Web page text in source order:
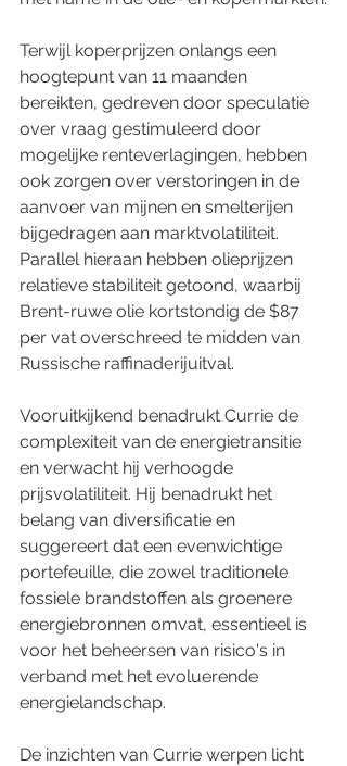
Terwijl koperprijzen onlangs een
hoogtepunt van 11 maanden
bereikten, gedreven door speculatie
over vraag gestimuleerd door
mogelijke renteverlagingen, hebben
ook zorgen over verstoringen in de
aanvoer van mijnen en smelterijen
bijgedragen aan marktvolatiliteit.
Parallel hieraan hebben olieprijzen
relatieve stabiliteit getoond, waarbij
Brent-ruwe olie kortstondig de $87
per vat overschreed te midden van
Russische raffinaderijuitval.
Vooruitkijkend benadrukt Currie de
complexiteit van de energietransitie
en verwacht hij verhoogde
prijsvolatiliteit. Hij benadrukt het
belang van diversificatie en
suggereert dat een evenwichtige
portefeuille, die zowel traditionele
fossiele brandstoffen als groenere
energiebronnen omvat, essentieel is
voor het beheersen van risico's in
verband met het evoluerende
energielandschap.
De inzichten van Currie werpen licht